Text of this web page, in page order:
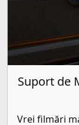
Suport de
Vrei filmări